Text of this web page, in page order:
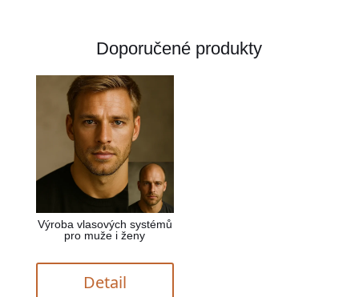
Doporučené produkty
Výroba vlasových systémů
pro muže i ženy
Detail